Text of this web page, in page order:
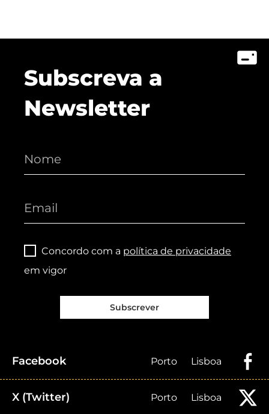
Subscreva a
Newsletter
Concordo com a política de privacidade
em vigor
Subscrever
Facebook Porto Lisboa
X (Twitter) Porto Lisboa